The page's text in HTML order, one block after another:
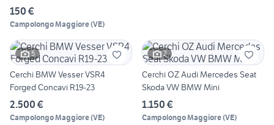
150 €
Campolongo Maggiore(VE)
5
Cerchi BMW Vesser VSR4
Forged Concavi R19-23
2.500 €
Campolongo Maggiore(VE)
2
Cerchi OZ Audi Mercedes Seat
Skoda VW BMW Mini
1.150 €
Campolongo Maggiore(VE)